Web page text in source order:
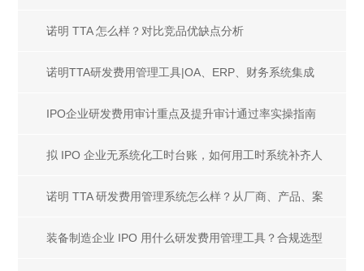
指南
诺明 TTA 怎么样？对比竞品优缺点分析
诺明TTA研发费用管理工具|OA、ERP、财务系统集成
IPO企业研发费用审计重点及提升审计通过率实操指南
拟 IPO 企业无系统化工时台账，如何用工时系统补齐人
工成本审计证据链
诺明 TTA 研发费用管理系统怎么样？从厂商、产品、案
例、服务解析优劣
装备制造企业 IPO 用什么研发费用管理工具？合规选型